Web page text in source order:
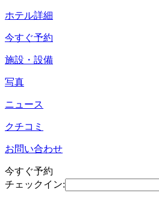
ホテル詳細
今すぐ予約
施設・設備
写真
ニュース
クチコミ
お問い合わせ
今すぐ予約
チェックイン: